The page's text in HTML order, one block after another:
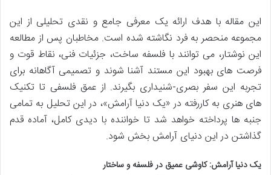
این مقاله با هدف ارائه یک معرفی جامع و نقدی تحلیلی از این
مجموعه منحصر به فرد نگاشته شده است. مخاطبان پس از مطالعه
این نوشتار، می توانند با فلسفه ساخت، جزئیات فنی، نقاط قوت و
فرصت های بهبود این مستند آشنا شوند و تصمیمی آگاهانه برای
تجربه این سفر بصری-شنیداری بگیرند. از عمق فلسفی تا تکنیک
های هنری به کاررفته در «یک دنیا آرامش»، در این تحلیل به تمامی
جنبه ها پرداخته خواهد شد تا خواننده با دیدی کامل، آماده قدم
گذاشتن در این دنیای آرامش بخش شود.
یک دنیا آرامش: کاوشی عمیق در فلسفه و ساختار